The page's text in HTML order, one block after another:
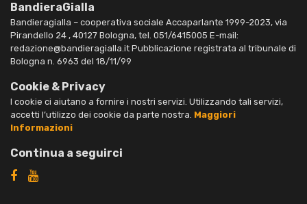
BandieraGialla
Bandieragialla – cooperativa sociale Accaparlante 1999-2023, via
Pirandello 24 , 40127 Bologna, tel. 051/6415005 E-mail:
redazione@bandieragialla.it Pubblicazione registrata al tribunale di
Bologna n. 6963 del 18/11/99
Cookie & Privacy
I cookie ci aiutano a fornire i nostri servizi. Utilizzando tali servizi,
accetti l’utilizzo dei cookie da parte nostra. Maggiori
Informazioni
Continua a seguirci